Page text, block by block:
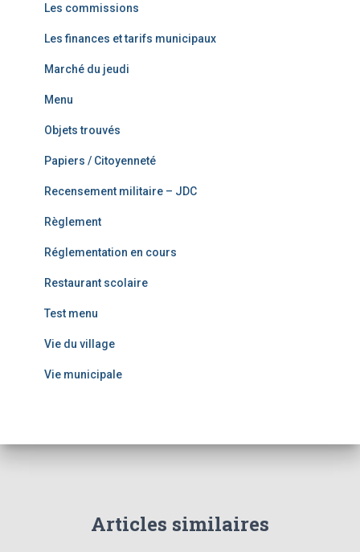
Les commissions
Les finances et tarifs municipaux
Marché du jeudi
Menu
Objets trouvés
Papiers / Citoyenneté
Recensement militaire – JDC
Règlement
Réglementation en cours
Restaurant scolaire
Test menu
Vie du village
Vie municipale
Articles similaires